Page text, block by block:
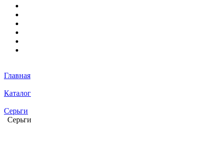
Главная
Каталог
Серьги
Серьги